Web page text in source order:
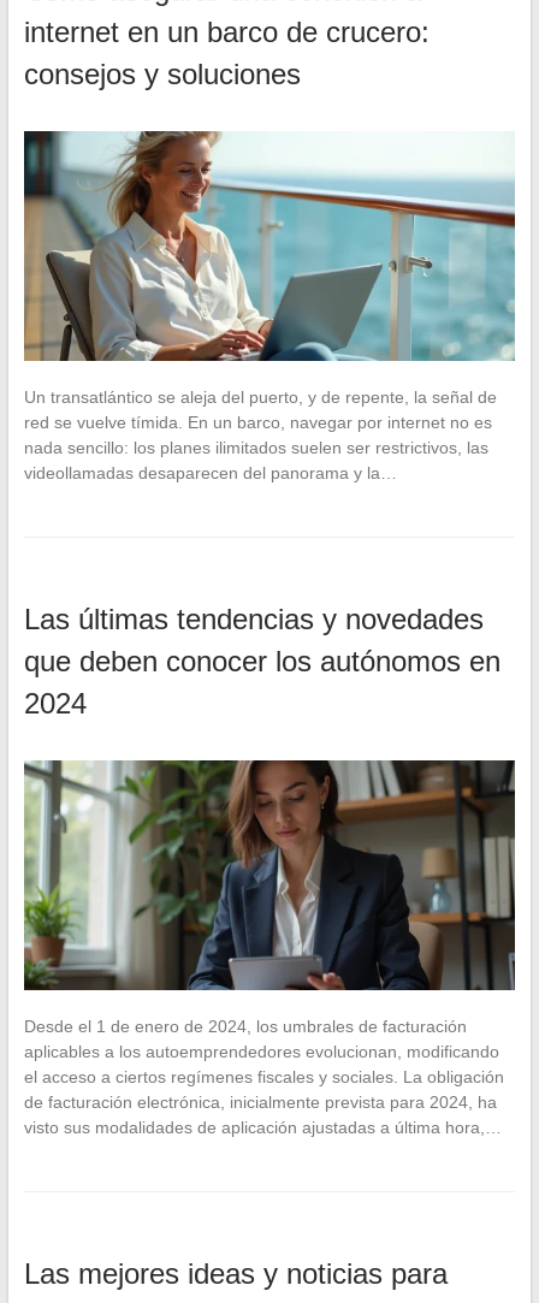
internet en un barco de crucero:
consejos y soluciones
Un transatlántico se aleja del puerto, y de repente, la señal de
red se vuelve tímida. En un barco, navegar por internet no es
nada sencillo: los planes ilimitados suelen ser restrictivos, las
videollamadas desaparecen del panorama y la…
Las últimas tendencias y novedades
que deben conocer los autónomos en
2024
Desde el 1 de enero de 2024, los umbrales de facturación
aplicables a los autoemprendedores evolucionan, modificando
el acceso a ciertos regímenes fiscales y sociales. La obligación
de facturación electrónica, inicialmente prevista para 2024, ha
visto sus modalidades de aplicación ajustadas a última hora,…
Las mejores ideas y noticias para